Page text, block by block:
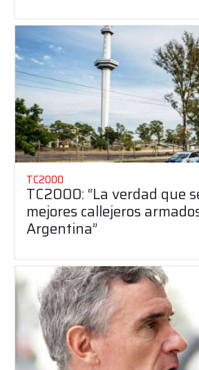
TC2000
TC2000: “La verdad que
mejores callejeros
Argentina”